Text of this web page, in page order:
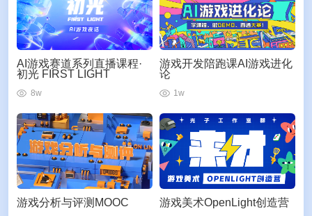
AI游戏赛道系列直播课程·
初光 FIRST LIGHT
8w
游戏开发陪跑课AI游戏进化
论
1w
游戏分析与评测MOOC 游戏美术OpenLight创造营